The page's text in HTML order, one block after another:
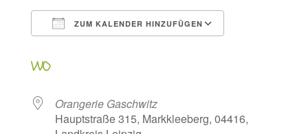
ZUM KALENDER HINZUFÜGEN
WO
Orangerie Gaschwitz
Hauptstraße 315, Markkleeberg, 04416,